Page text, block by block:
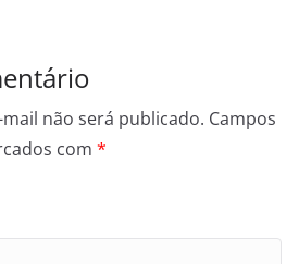
não será publicado. Campos
com *